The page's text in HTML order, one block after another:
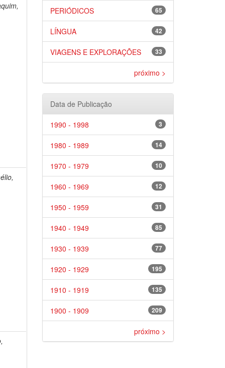
65
PERIÓDICOS
42
LÍNGUA
33
VIAGENS E EXPLORAÇÕES
próximo >
Data de Publicação
3
1990 - 1998
14
1980 - 1989
10
1970 - 1979
12
1960 - 1969
31
1950 - 1959
85
1940 - 1949
77
1930 - 1939
195
1920 - 1929
135
1910 - 1919
209
1900 - 1909
próximo >